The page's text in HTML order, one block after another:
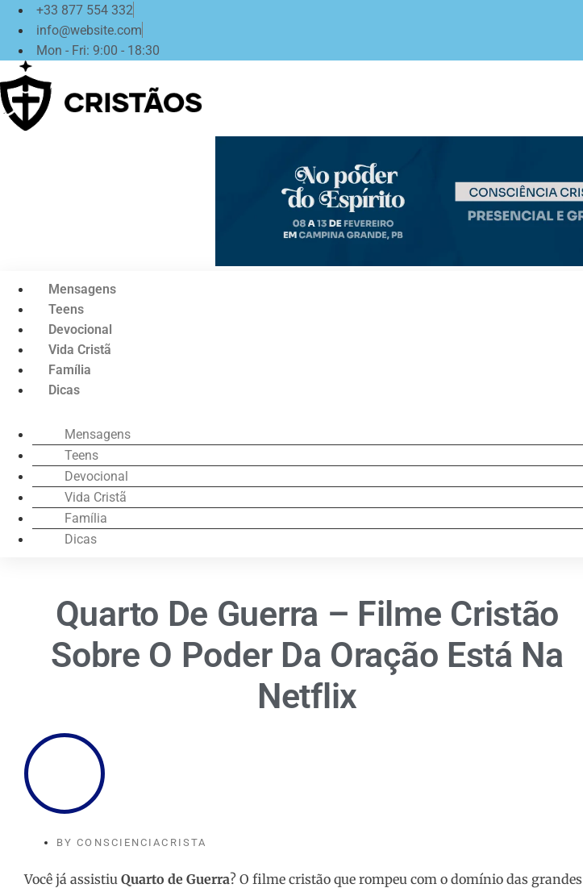
para
conteúdo
+33 877 554 332
info@website.com
Mon - Fri: 9:00 - 18:30
Mensagens
Teens
Devocional
Vida Cristã
Família
Dicas
Mensagens
Teens
Devocional
Vida Cristã
Família
Dicas
Quarto De Guerra – Filme Cristão
Sobre O Poder Da Oração Está Na
Netflix
BY CONSCIENCIACRISTA
Você já assistiu Quarto de Guerra? O filme cristão que rompeu com o domínio das grandes